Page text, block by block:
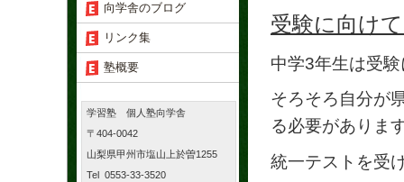
受験に向け
中学3年生は受
そろそろ自分が
る必要がありま
統一テストを受
向学舎のブログ
リンク集
塾概要
学習塾 個人塾向学舎
〒404-0042
山梨県甲州市塩山上於曽1255
Tel 0553-33-3520